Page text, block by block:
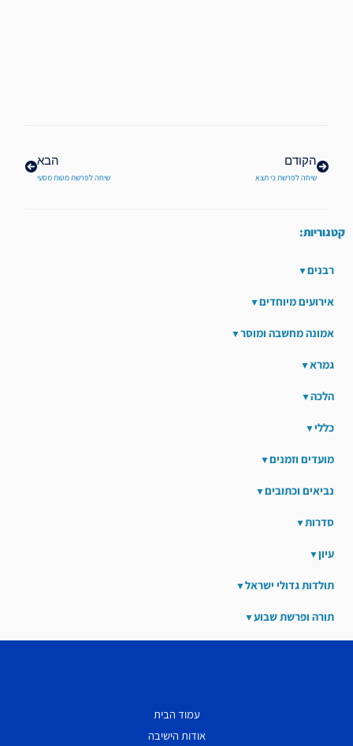
הקודם
שיחה לפרשת כי תצא
הבא
שיחה לפרשת מטות מסעי
קטגוריות:
רבנים
אירועים מיוחדים
אמונה מחשבה ומוסר
גמרא
הלכה
כללי
מועדים וזמנים
נביאים וכתובים
סדרות
עיון
תולדות גדולי ישראל
תורה ופרשת שבוע
עמוד הבית
אודות הישיבה